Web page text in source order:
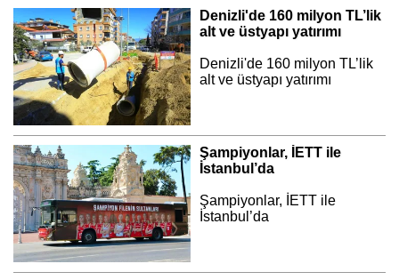
Denizli'de 160 milyon TL’lik
alt ve üstyapı yatırımı
Denizli'de 160 milyon TL’lik
alt ve üstyapı yatırımı
Şampiyonlar, İETT ile
İstanbul’da
Şampiyonlar, İETT ile
İstanbul’da